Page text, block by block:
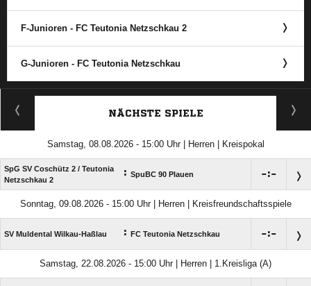
F-Junioren - FC Teutonia Netzschkau 2
G-Junioren - FC Teutonia Netzschkau
ANZEIGE
NÄCHSTE SPIELE
Samstag, 08.08.2026 - 15:00 Uhr | Herren | Kreispokal
SpG SV Coschütz 2 /​ Teutonia
Netzschkau 2
: SpuBC 90 Plauen :
Sonntag, 09.08.2026 - 15:00 Uhr | Herren | Kreisfreundschaftsspiele
SV Muldental Wilkau-Haßlau : FC Teutonia Netzschkau :
Samstag, 22.08.2026 - 15:00 Uhr | Herren | 1.Kreisliga (A)